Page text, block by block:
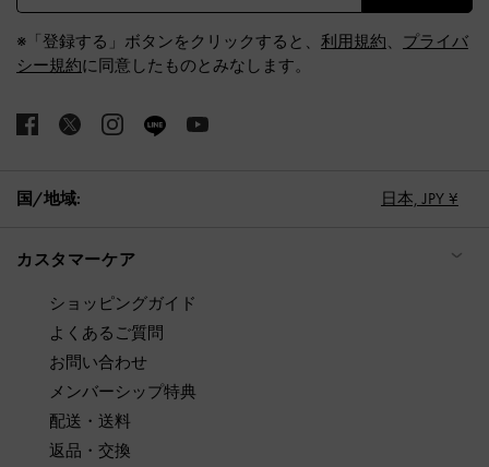
※「登録する」ボタンをクリックすると、 利用規約、 プライバ
シー規約に同意したものとみなします。
国/地域: 日本, JPY ¥
カスタマーケア
ショッピングガイド
よくあるご質問
お問い合わせ
メンバーシップ特典
配送・送料
返品・交換